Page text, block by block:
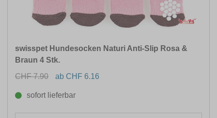
swisspet Hundesocken Naturi Anti-Slip Rosa &
Braun 4 Stk.
CHF 7.90
ab CHF 6.16
sofort lieferbar